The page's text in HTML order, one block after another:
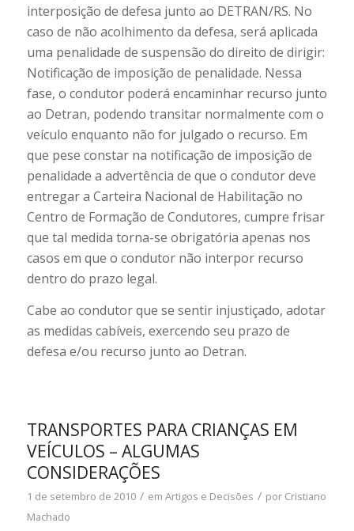
interposição de defesa junto ao DETRAN/RS. No
caso de não acolhimento da defesa, será aplicada
uma penalidade de suspensão do direito de dirigir:
Notificação de imposição de penalidade. Nessa
fase, o condutor poderá encaminhar recurso junto
ao Detran, podendo transitar normalmente com o
veículo enquanto não for julgado o recurso. Em
que pese constar na notificação de imposição de
penalidade a advertência de que o condutor deve
entregar a Carteira Nacional de Habilitação no
Centro de Formação de Condutores, cumpre frisar
que tal medida torna-se obrigatória apenas nos
casos em que o condutor não interpor recurso
dentro do prazo legal.
Cabe ao condutor que se sentir injustiçado, adotar
as medidas cabíveis, exercendo seu prazo de
defesa e/ou recurso junto ao Detran.
TRANSPORTES PARA CRIANÇAS EM
VEÍCULOS – ALGUMAS
CONSIDERAÇÕES
1 de setembro de 2010 / em Artigos e Decisões / por Cristiano
Machado